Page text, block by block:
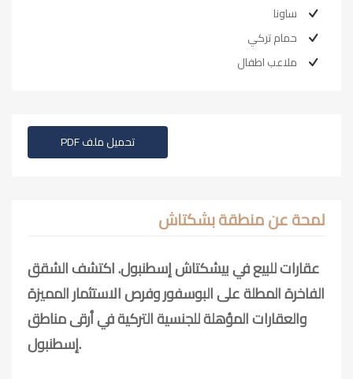
ساونا
حمام تركي
ملاعب اطفال
تحميل ملف PDF
لمحة عن منطقة بشكتاش
عقارات للبيع في بيشكتاش إسطنبول. اكتشف الشقق
الفاخرة المطلة على البوسفور وفرص الاستثمار المميزة
والعقارات المؤهلة للجنسية التركية في أرقى مناطق
إسطنبول.